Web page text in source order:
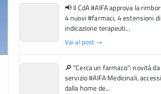
📢 Il CdA #AIFA approva la
4 nuovi #farmaci, 4 estensioni di
indicazione terapeuti...
Vai al post →
🔎 "Cerca un farmaco": novità da
servizio #AIFA Medicinali,
dalla home de...